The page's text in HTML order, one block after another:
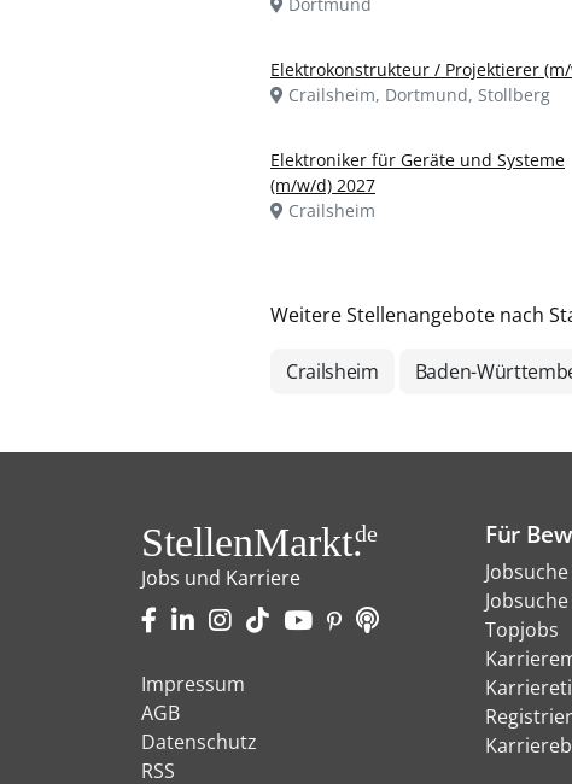
Elektrokonstrukteur / Projektierer
Crailsheim, Dortmund, Stollberg
Elektroniker für Geräte und Systeme
(m/w/d) 2027
Crailsheim
Weitere Stellenangebote nach
Crailsheim Baden-
StellenMarkt.de
Jobs und Karriere
Impressum
AGB
Datenschutz
RSS
Für
Topjobs